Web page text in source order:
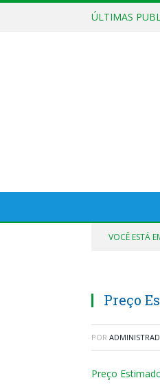
ÚLTIMAS
VOCÊ ESTÁ
Preço
POR
Preço